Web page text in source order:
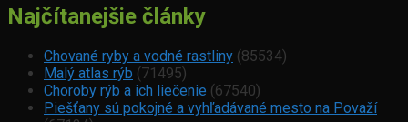
Najčítanejšie články
Chované ryby a vodné rastliny (85534)
Malý atlas rýb (71495)
Choroby rýb a ich liečenie (67540)
Piešťany sú pokojné a vyhľadávané mesto na Považí